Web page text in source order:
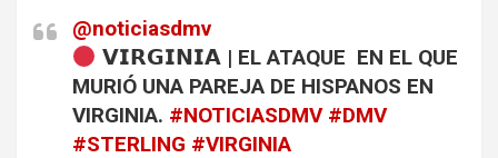
@noticiasdmv
𝗩𝗜𝗥𝗚𝗜𝗡𝗜𝗔 | EL ATAQUE EN EL QUE
MURIÓ UNA PAREJA DE HISPANOS EN
VIRGINIA. #NOTICIASDMV #DMV
#STERLING #VIRGINIA